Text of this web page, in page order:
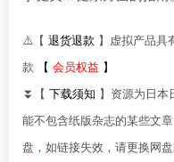
⚠️【 退货退款 】虚拟产品具
款
【 会员权益 】
⏬【 下载须知 】资源为日
能不包含纸版杂志的某些文
盘，如链接失效，请更换网